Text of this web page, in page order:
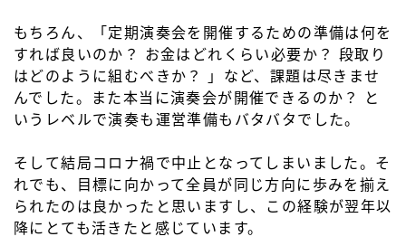
もちろん、「定期演奏会を開催するための準備は何を
すれば良いのか？ お金はどれくらい必要か？ 段取り
はどのように組むべきか？ 」など、課題は尽きませ
んでした。また本当に演奏会が開催できるのか？ と
いうレベルで演奏も運営準備もバタバタでした。
そして結局コロナ禍で中止となってしまいました。そ
れでも、目標に向かって全員が同じ方向に歩みを揃え
られたのは良かったと思いますし、この経験が翌年以
降にとても活きたと感じています。